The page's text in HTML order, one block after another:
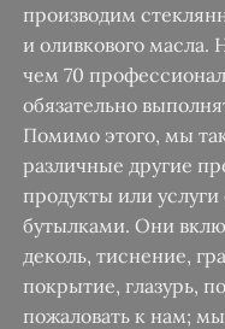
производим
и оливкового масла.
чем 70
обязательно
Помимо этого, мы
различные другие
продукты или
бутылками. Они
деколь, тиснение,
покрытие, глазурь,
пожаловать к нам;